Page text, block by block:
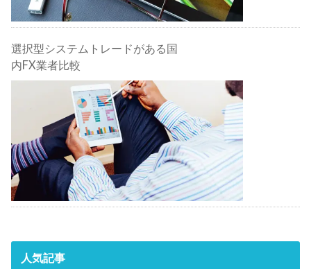
選択型システムトレードがある国
内FX業者比較
人気記事